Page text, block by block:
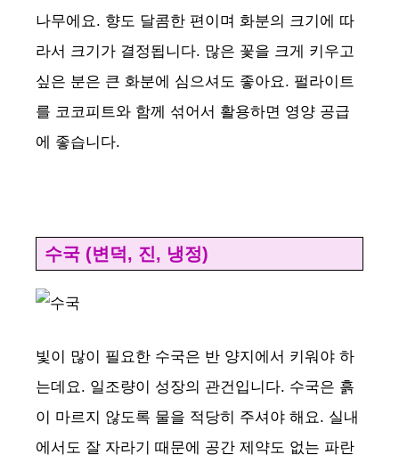
나무에요. 향도 달콤한 편이며 화분의 크기에 따
라서 크기가 결정됩니다. 많은 꽃을 크게 키우고
싶은 분은 큰 화분에 심으셔도 좋아요. 펄라이트
를 코코피트와 함께 섞어서 활용하면 영양 공급
에 좋습니다.
수국 (변덕, 진, 냉정)
빛이 많이 필요한 수국은 반 양지에서 키워야 하
는데요. 일조량이 성장의 관건입니다. 수국은 흙
이 마르지 않도록 물을 적당히 주셔야 해요. 실내
에서도 잘 자라기 때문에 공간 제약도 없는 파란